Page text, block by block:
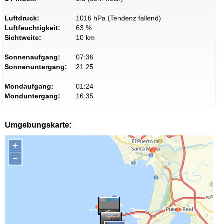
Luftdruck:
1016 hPa (Tendenz fallend)
Luftfeuchtigkeit:
63 %
Sichtweite:
10 km
Sonnenaufgang:
07:36
Sonnenuntergang:
21:25
Mondaufgang:
01:24
Monduntergang:
16:35
Umgebungskarte:
+
−